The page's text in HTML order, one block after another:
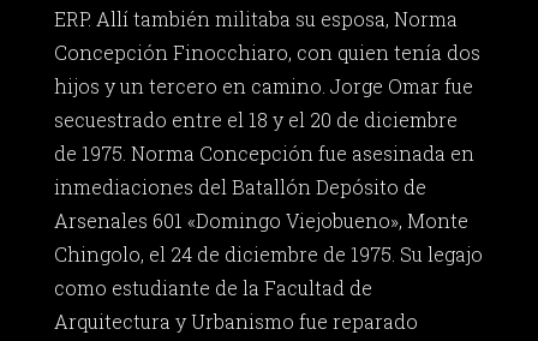
ERP. Allí también militaba su esposa, Norma
Concepción Finocchiaro, con quien tenía dos
hijos y un tercero en camino. Jorge Omar fue
secuestrado entre el 18 y el 20 de diciembre
de 1975. Norma Concepción fue asesinada en
inmediaciones del Batallón Depósito de
Arsenales 601 «Domingo Viejobueno», Monte
Chingolo, el 24 de diciembre de 1975. Su legajo
como estudiante de la Facultad de
Arquitectura y Urbanismo fue reparado